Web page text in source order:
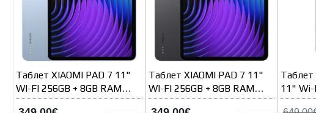
Таблет XIAOMI PAD 7 11"
WI-FI 256GB + 8GB RAM
Blue
Таблет XIAOMI PAD 7 11"
WI-FI 256GB + 8GB RAM
Black
Таблет
11" Wi-
ЗЕЛЕН